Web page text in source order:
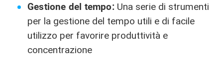
Gestione del tempo: Una serie di strumenti
per la gestione del tempo utili e di facile
utilizzo per favorire produttività e
concentrazione